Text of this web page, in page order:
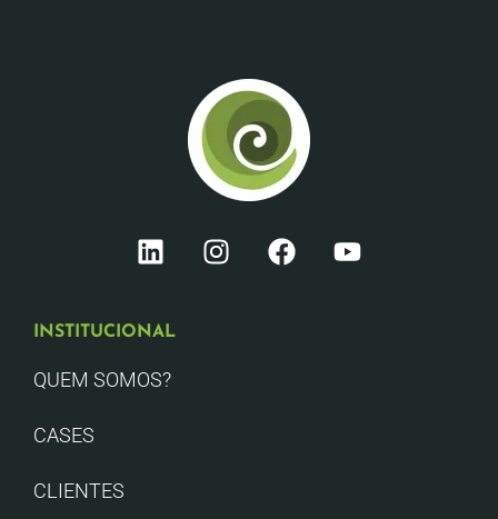
INSTITUCIONAL
QUEM SOMOS?
CASES
CLIENTES